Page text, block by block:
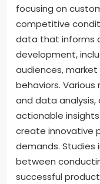
focusing on
competitive
data that informs
development,
audiences,
behaviors.
and data
actionable
create innovative
demands.
between
successful